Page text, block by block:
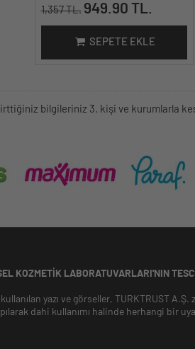
1,357 TL. 949.90 TL.
SEPETE EKLE
bilgileriniz 3. kişi ve kurumlarla
KOZMETIK LABORATUVARLARI'NIN
yazı ve görseller, TURKTRUST
dahi kullanımı halinde herhangi bir